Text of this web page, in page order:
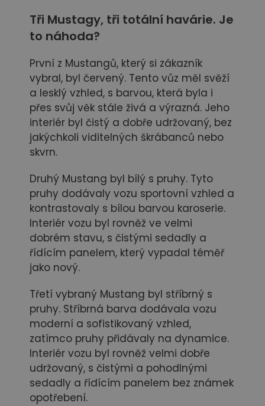
Tři Mustagy, tři totální havárie. Je
to náhoda?
První z Mustangů, který si zákazník
vybral, byl červený. Tento vůz měl svěží
a lesklý vzhled, s barvou, která byla i
přes svůj věk stále živá a výrazná. Jeho
interiér byl čistý a dobře udržovaný, bez
jakýchkoli viditelných škrábanců nebo
skvrn.
Druhý Mustang byl bílý s pruhy. Tyto
pruhy dodávaly vozu sportovní vzhled a
kontrastovaly s bílou barvou karoserie.
Interiér vozu byl rovněž ve velmi
dobrém stavu, s čistými sedadly a
řídícím panelem, který vypadal téměř
jako nový.
Třetí vybraný Mustang byl stříbrný s
pruhy. Stříbrná barva dodávala vozu
moderní a sofistikovaný vzhled,
zatímco pruhy přidávaly na dynamice.
Interiér vozu byl rovněž velmi dobře
udržovaný, s čistými a pohodlnými
sedadly a řídícím panelem bez známek
opotřebení.